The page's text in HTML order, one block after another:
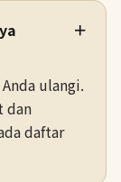
＋
ulangi.
dan
daftar